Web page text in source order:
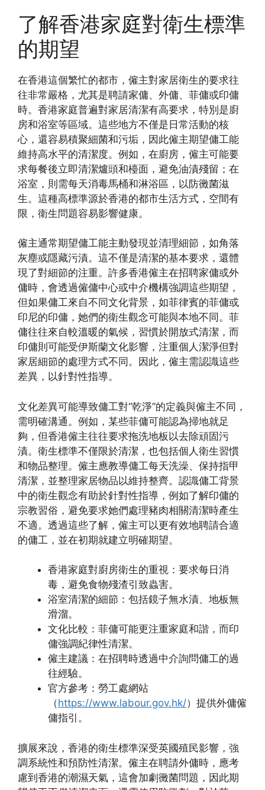
了解香港家庭對衛生標準
的期望
在香港這個繁忙的都市，僱主對家居衛生的要求往
往非常嚴格，尤其是聘請家傭、外傭、菲傭或印傭
時。香港家庭普遍對家居清潔有高要求，特別是廚
房和浴室等區域。這些地方不僅是日常活動的核
心，還容易積聚細菌和污垢，因此僱主期望傭工能
維持高水平的清潔度。例如，在廚房，僱主可能要
求每餐後立即清潔爐頭和檯面，避免油漬殘留；在
浴室，則需每天消毒馬桶和淋浴區，以防黴菌滋
生。這種高標準源於香港的都市生活方式，空間有
限，衛生問題容易影響健康。
僱主通常期望傭工能主動發現並清理細節，如角落
灰塵或隱藏污漬。這不僅是清潔的基本要求，還體
現了對細節的注重。許多香港僱主在招聘家傭或外
傭時，會透過僱傭中心或中介機構強調這些期望，
但如果傭工來自不同文化背景，如菲律賓的菲傭或
印尼的印傭，她們的衛生觀念可能與本地不同。菲
傭往往來自較溫暖的氣候，習慣於開放式清潔，而
印傭則可能受伊斯蘭文化影響，注重個人潔淨但對
家居細節的處理方式不同。因此，僱主需認識這些
差異，以針對性指導。
文化差異可能導致傭工對“乾淨”的定義與僱主不同，
需明確溝通。例如，某些菲傭可能認為掃地就足
夠，但香港僱主往往要求拖洗地板以去除頑固污
漬。衛生標準不僅限於清潔，也包括個人衛生習慣
和物品整理。僱主應教導傭工每天洗澡、保持指甲
清潔，並整理家居物品以維持整齊。認識傭工背景
中的衛生觀念有助於針對性指導，例如了解印傭的
宗教習俗，避免要求她們處理豬肉相關清潔時產生
不適。透過這些了解，僱主可以更有效地聘請合適
的傭工，並在初期就建立明確期望。
香港家庭對廚房衛生的重視：要求每日消
毒，避免食物殘渣引致蟲害。
浴室清潔的細節：包括鏡子無水漬、地板無
滑溜。
文化比較：菲傭可能更注重家庭和諧，而印
傭強調紀律性清潔。
僱主建議：在招聘時透過中介詢問傭工的過
往經驗。
官方參考：勞工處網站
（https://www.labour.gov.hk/）提供外傭僱
傭指引。
擴展來說，香港的衛生標準深受英國殖民影響，強
調系統性和預防性清潔。僱主在聘請外傭時，應考
慮到香港的潮濕天氣，這會加劇黴菌問題，因此期